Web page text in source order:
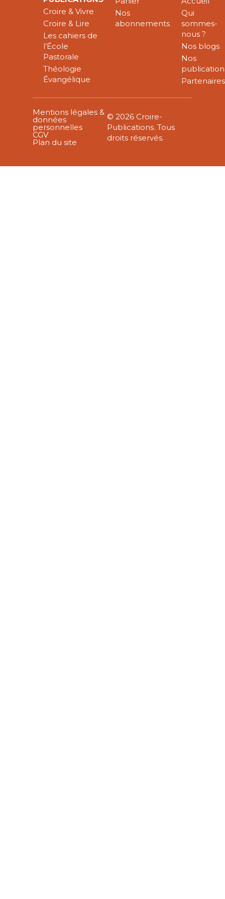
Croire & Vivre
Croire & Lire
Les cahiers de
l’École
Pastorale
Théologie
Évangélique
Nos
abonnements
Qui
sommes-
nous ?
Nos blogs
Nos
Partenaires
Mentions légales &
données
personnelles
CGV
Plan du site
© 2026 Croire-
Publications. Tous
droits réservés.